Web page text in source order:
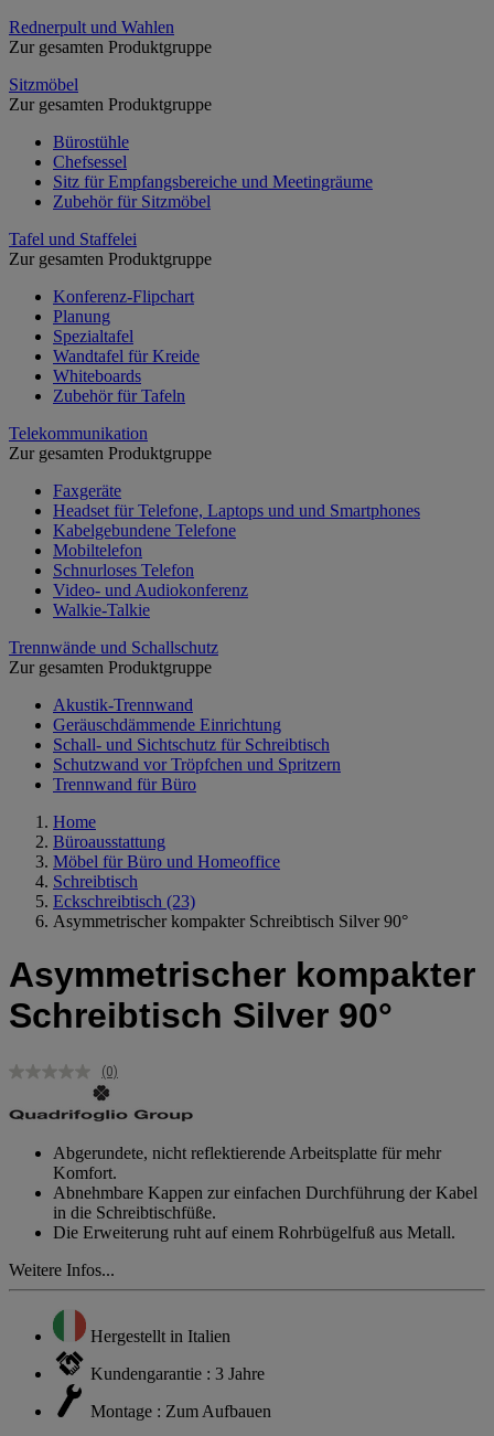
Rednerpult und Wahlen
Zur gesamten Produktgruppe
Sitzmöbel
Zur gesamten Produktgruppe
Bürostühle
Chefsessel
Sitz für Empfangsbereiche und Meetingräume
Zubehör für Sitzmöbel
Tafel und Staffelei
Zur gesamten Produktgruppe
Konferenz-Flipchart
Planung
Spezialtafel
Wandtafel für Kreide
Whiteboards
Zubehör für Tafeln
Telekommunikation
Zur gesamten Produktgruppe
Faxgeräte
Headset für Telefone, Laptops und und Smartphones
Kabelgebundene Telefone
Mobiltelefon
Schnurloses Telefon
Video- und Audiokonferenz
Walkie-Talkie
Trennwände und Schallschutz
Zur gesamten Produktgruppe
Akustik-Trennwand
Geräuschdämmende Einrichtung
Schall- und Sichtschutz für Schreibtisch
Schutzwand vor Tröpfchen und Spritzern
Trennwand für Büro
Home
Büroausstattung
Möbel für Büro und Homeoffice
Schreibtisch
Eckschreibtisch (23)
Asymmetrischer kompakter Schreibtisch Silver 90°
Asymmetrischer kompakter
Schreibtisch Silver 90°
Kein
Beurteilungswert.
Link
derselben
Seite.
(0)
Abgerundete, nicht reflektierende Arbeitsplatte für mehr
Komfort.
Abnehmbare Kappen zur einfachen Durchführung der Kabel
in die Schreibtischfüße.
Die Erweiterung ruht auf einem Rohrbügelfuß aus Metall.
Weitere Infos...
Hergestellt in Italien
Kundengarantie : 3 Jahre
Montage : Zum Aufbauen